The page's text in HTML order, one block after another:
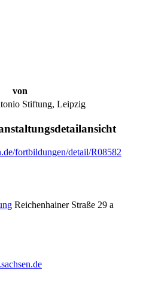
von
Stiftung, Leipzig
fortbildungen/detail/R08582
Reichenhainer Straße 29 a